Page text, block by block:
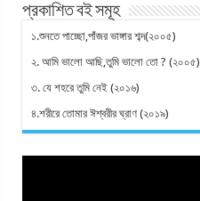
প্রকাশিত বই সমূহ
১.শুনতে পাচ্ছো,পাঁজর ভাঙ্গার শব্দ(২০০৫)
২. আমি ভালো আছি,তুমি ভালো তো ? (২০০৫)
৩. যে শহরে তুমি নেই (২০১৬)
৪.শরীরে তোমার ঈশ্বরীর ঘ্রাণ (২০১৯)